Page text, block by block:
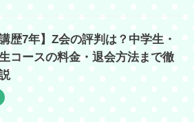
講歴7年】Z会の評判は？中学生・
コースの料金・退会方法まで徹